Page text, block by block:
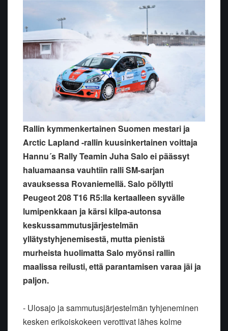
Rallin kymmenkertainen Suomen mestari ja
Arctic Lapland -rallin kuusinkertainen voittaja
Hannu´s Rally Teamin Juha Salo ei päässyt
haluamaansa vauhtiin ralli SM-sarjan
avauksessa Rovaniemellä. Salo pöllytti
Peugeot 208 T16 R5:lla kertaalleen syvälle
lumipenkkaan ja kärsi kilpa-autonsa
keskussammutusjärjestelmän
yllätystyhjenemisestä, mutta pienistä
murheista huolimatta Salo myönsi rallin
maalissa reilusti, että parantamisen varaa jäi ja
paljon.
- Ulosajo ja sammutusjärjestelmän tyhjeneminen
kesken erikoiskokeen verottivat lähes kolme